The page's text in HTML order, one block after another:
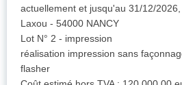
actuellement et jusqu'au 31/12/
Laxou - 54000 NANCY
Lot N° 2 - impression
réalisation impression sans
flasher